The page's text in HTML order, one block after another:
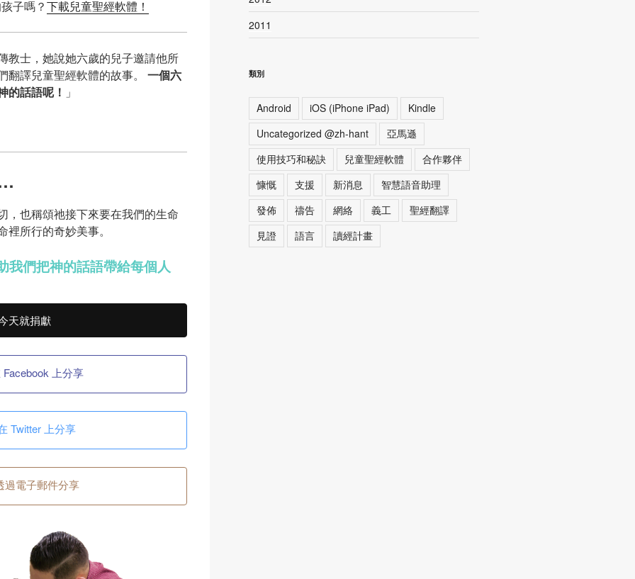
子嗎？下載兒童聖經軟體！
教士，她說她六歲的兒子邀請他所
譯兒童聖經軟體的故事。 一個六
的話語呢！ 」
，也稱頌祂接下來要在我們的生命
所行的奇妙美事。
我們把神的話語帶給每個人
天就捐獻
Facebook 上分享
Twitter 上分享
過電子郵件分享
2011
類別
Android iOS (iPhone iPad)
Kindle
Uncategorized @zh-hant
亞馬遜
使用技巧和秘訣
兒童聖經軟體
合作夥伴
慷慨
支援 新消息
智慧語音助理
發佈
禱告 網絡 義工
聖經翻譯
見證
語言 讀經計畫